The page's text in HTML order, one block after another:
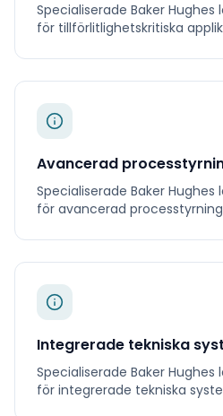
Specialiserade Baker Hughes
för tillförlitlighetskritiska
Avancerad
Specialiserade Baker Hughes
för avancerad processtyrning
Integrerade tekniska
Specialiserade Baker Hughes
för integrerade tekniska